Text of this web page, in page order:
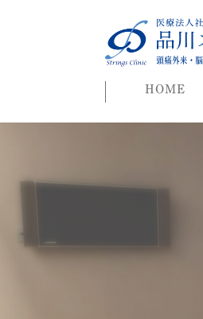
HOME